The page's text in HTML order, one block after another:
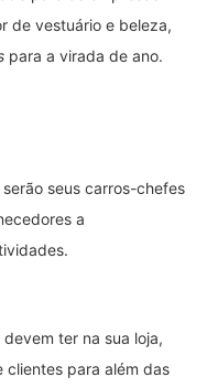
de vestuário e beleza,
para a virada de ano.
seus carros-chefes
a
ter na sua loja,
clientes para além das